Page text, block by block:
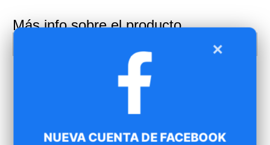
Más info sobre el producto
×
NUEVA CUENTA DE FACEBOOK